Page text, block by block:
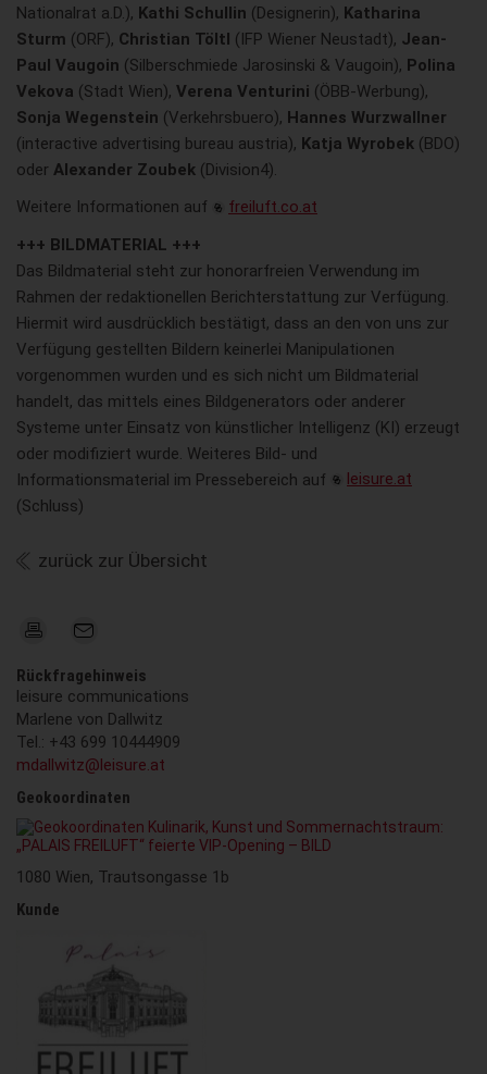
Nationalrat a.D.), Kathi Schullin (Designerin), Katharina
Sturm (ORF), Christian Töltl (IFP Wiener Neustadt), Jean-
Paul Vaugoin (Silberschmiede Jarosinski & Vaugoin), Polina
Vekova (Stadt Wien), Verena Venturini (ÖBB-Werbung),
Sonja Wegenstein (Verkehrsbuero), Hannes Wurzwallner
(interactive advertising bureau austria), Katja Wyrobek (BDO)
oder Alexander Zoubek (Division4).
Weitere Informationen auf
freiluft.co.at
+++ BILDMATERIAL +++
Das Bildmaterial steht zur honorarfreien Verwendung im
Rahmen der redaktionellen Berichterstattung zur Verfügung.
Hiermit wird ausdrücklich bestätigt, dass an den von uns zur
Verfügung gestellten Bildern keinerlei Manipulationen
vorgenommen wurden und es sich nicht um Bildmaterial
handelt, das mittels eines Bildgenerators oder anderer
Systeme unter Einsatz von künstlicher Intelligenz (KI) erzeugt
oder modifiziert wurde. Weiteres Bild- und
Informationsmaterial im Pressebereich auf
leisure.at
(Schluss)
zurück zur Übersicht
Rückfragehinweis
leisure communications
Marlene von Dallwitz
Tel.: +43 699 10444909
mdallwitz@leisure.at
Geokoordinaten
1080 Wien, Trautsongasse 1b
Kunde